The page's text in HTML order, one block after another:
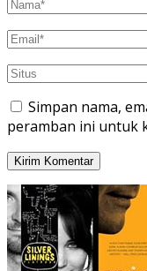
Simpan nama,
peramban ini untuk